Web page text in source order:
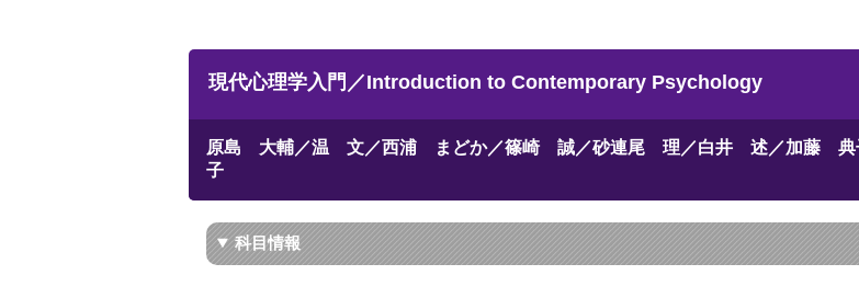
現代心理学入門／Introduction to Contemporary Psychology
原島 大輔／温 文／西浦 まどか／篠崎 誠／砂連尾 理／白井 述／加藤
子
科目情報